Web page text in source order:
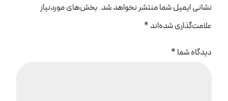
نشانی ایمیل شما منتشر نخواهد شد. بخش‌های موردنیاز
علامت‌گذاری شده‌اند *
دیدگاه شما *